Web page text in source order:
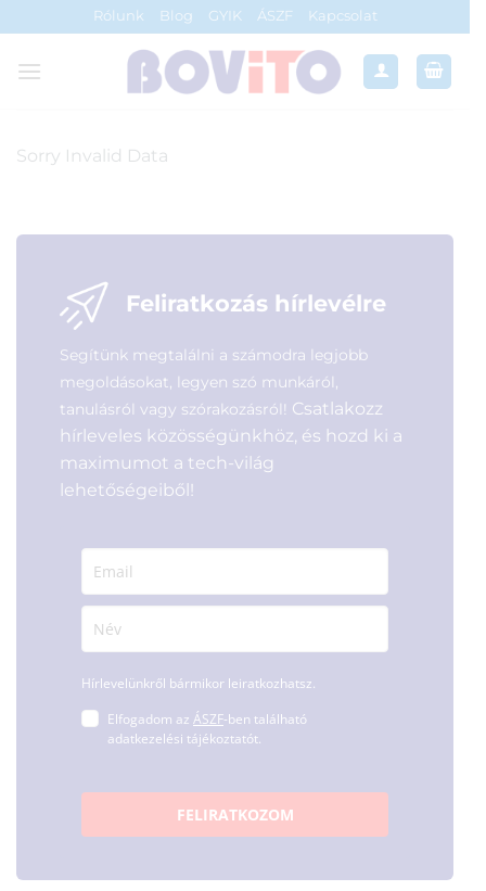
to
content
Rólunk Blog GYIK ÁSZF Kapcsolat
Sorry Invalid Data
Feliratkozás hírlevélre
Segítünk megtalálni a számodra legjobb
megoldásokat, legyen szó munkáról,
tanulásról vagy szórakozásról! Csatlakozz
hírleveles közösségünkhöz, és hozd ki a
maximumot a tech-világ
lehetőségeiből!
Hírlevelünkről bármikor leiratkozhatsz.
Elfogadom az ÁSZF-ben található
adatkezelési tájékoztatót.
FELIRATKOZOM